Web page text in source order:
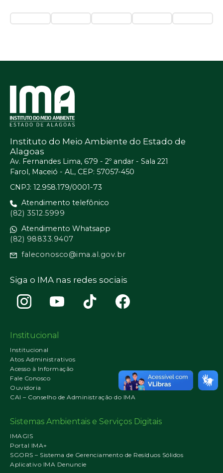
Instituto do Meio Ambiente do Estado de
Alagoas
Av. Fernandes Lima, 679 - 2º andar - Sala 221
Farol, Maceió - AL, CEP: 57057-450
CNPJ: 12.958.179/0001-73
Atendimento telefônico
(82) 3512.5999
Atendimento Whatsapp
(82) 98833.9407
faleconosco@ima.al.gov.br
Siga o IMA nas redes sociais
Institucional
Institucional
Atos Administrativos
Acesso à Informação
Fale Conosco
Ouvidoria
CAI – Conselho de Administração do IMA
Sistemas Ambientais e Serviços Digitais
IMAGIS
Portal IMA+
SGORS – Sistema de Gerenciamento de Resíduos Sólidos
Aplicativo IMA Denuncie